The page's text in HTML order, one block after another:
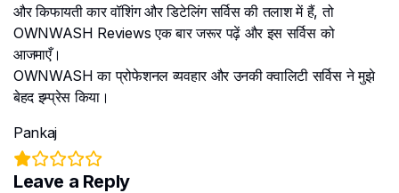
और किफायती कार वॉशिंग और डिटेलिंग सर्विस की तलाश में हैं, तो
OWNWASH Reviews एक बार जरूर पढ़ें और इस सर्विस को
आजमाएँ।
OWNWASH का प्रोफेशनल व्यवहार और उनकी क्वालिटी सर्विस ने मुझे
बेहद इम्प्रेस किया।
Pankaj
Leave a Reply